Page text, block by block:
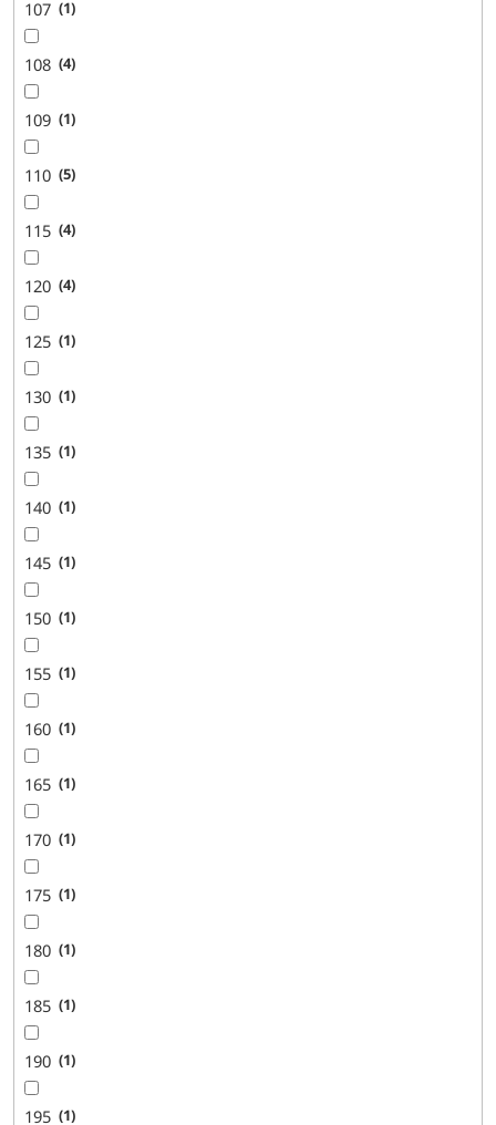
107 1
108 4
109 1
110 5
115 4
120 4
125 1
130 1
135 1
140 1
145 1
150 1
155 1
160 1
165 1
170 1
175 1
180 1
185 1
190 1
195 1